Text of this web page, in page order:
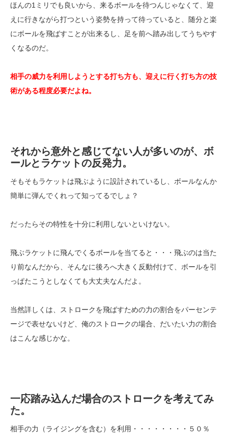
ほんの1ミリでも良いから、来るボールを待つんじゃなくて、迎
えに行きながら打つという姿勢を持って待っていると、随分と楽
にボールを飛ばすことが出来るし、足を前へ踏み出してうちやす
くなるのだ。
相手の威力を利用しようとする打ち方も、迎えに行く打ち方の技
術がある程度必要だよね。
それから意外と感じてない人が多いのが、ボ
ールとラケットの反発力。
そもそもラケットは飛ぶように設計されているし、ボールなんか
簡単に弾んでくれって知ってるでしょ？
だったらその特性を十分に利用しないといけない。
飛ぶラケットに飛んでくるボールを当てると・・・飛ぶのは当た
り前なんだから、そんなに後ろへ大きく反動付けて、ボールを引
っぱたこうとしなくても大丈夫なんだよ。
当然詳しくは、ストロークを飛ばすための力の割合をパーセンテ
ージで表せないけど、俺のストロークの場合、だいたい力の割合
はこんな感じかな。
一応踏み込んだ場合のストロークを考えてみ
た。
相手の力（ライジングを含む）を利用・・・・・・・・５０％